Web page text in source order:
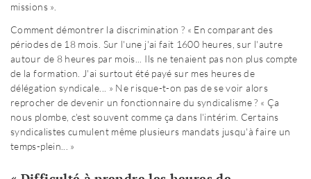
missions ».
Comment démontrer la discrimination ? « En comparant des
périodes de 18 mois. Sur l'une j'ai fait 1600 heures, sur l'autre
autour de 8 heures par mois... Ils ne tenaient pas non plus compte
de la formation. J'ai surtout été payé sur mes heures de
délégation syndicale... » Ne risque-t-on pas de se voir alors
reprocher de devenir un fonctionnaire du syndicalisme ? « Ça
nous plombe, c'est souvent comme ça dans l'intérim. Certains
syndicalistes cumulent même plusieurs mandats jusqu'à faire un
temps-plein... »